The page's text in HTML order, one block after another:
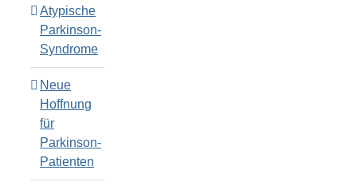
Atypische
Parkinson-
Syndrome
Neue
Hoffnung
für
Parkinson-
Patienten